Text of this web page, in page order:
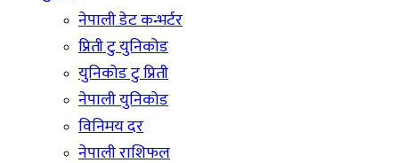
नेपाली डेट कन्भर्टर
प्रिती टु युनिकोड
युनिकोड टु प्रिती
नेपाली युनिकोड
विनिमय दर
नेपाली राशिफल